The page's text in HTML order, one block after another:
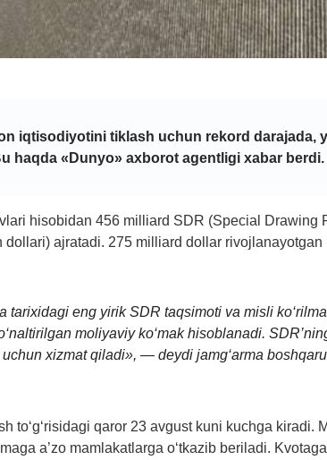
iqtisodiyotini tiklash uchun rekord darajada,
haqda «Dunyo» axborot agentligi xabar berdi.
hisobidan 456 milliard SDR (Special
ajratadi. 275 milliard dollar rivojlanayotgan
tarixidagi eng yirik SDR taqsimoti va misli
moliyaviy ko‘mak hisoblanadi.
xizmat qiladi», — deydi jamg‘arma
to‘g‘risidagi qaror 23 avgust kuni kuchga kiradi.
a’zo mamlakatlarga o‘tkazib beriladi.